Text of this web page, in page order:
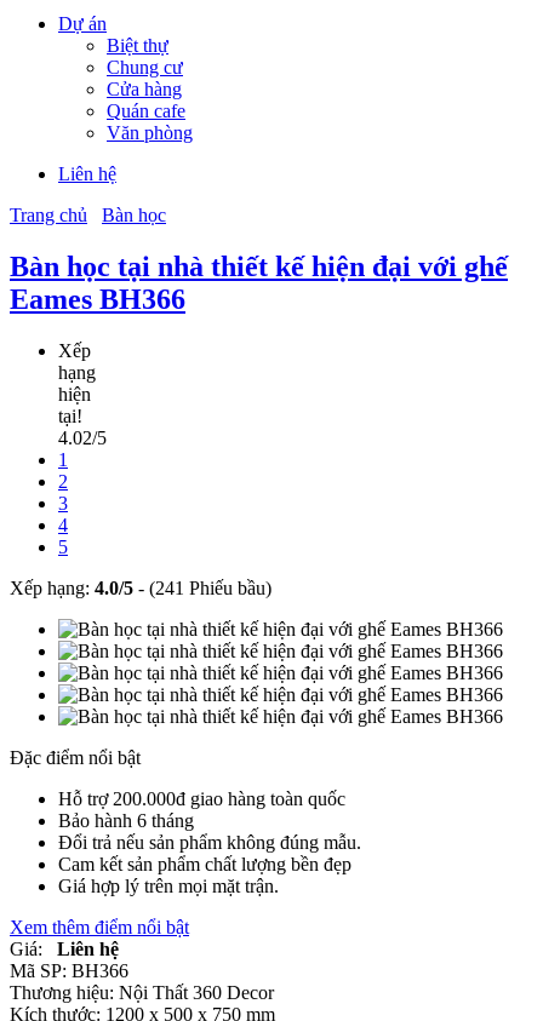
Dự án
Biệt thự
Chung cư
Cửa hàng
Quán cafe
Văn phòng
Liên hệ
Trang chủ
Bàn học
Bàn học tại nhà thiết kế hiện đại với ghế
Eames BH366
Xếp
hạng
hiện
tại!
4.02/5
1
2
3
4
5
Xếp hạng: 4.0/5 - (241 Phiếu bầu)
Đặc điểm nổi bật
Hỗ trợ 200.000đ giao hàng toàn quốc
Bảo hành 6 tháng
Đổi trả nếu sản phẩm không đúng mẫu.
Cam kết sản phẩm chất lượng bền đẹp
Giá hợp lý trên mọi mặt trận.
Xem thêm điểm nổi bật
Giá:
Liên hệ
Mã SP: BH366
Thương hiệu: Nội Thất 360 Decor
Kích thước: 1200 x 500 x 750 mm